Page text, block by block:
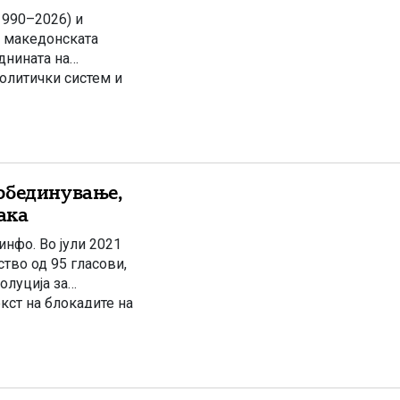
и
на
систем и
Во јули 2021
од 95 гласови,
за
на блокадите на